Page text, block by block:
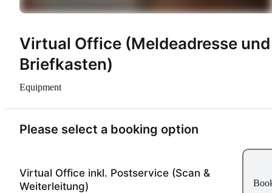
Virtual Office (Meldeadresse und
Briefkasten)
Equipment
Please select a booking option
Virtual Office inkl. Postservice (Scan &
Weiterleitung)